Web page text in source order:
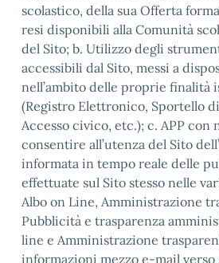
scolastico, della sua Offerta
resi disponibili alla Comunità
del Sito; b. Utilizzo degli
accessibili dal Sito, messi a
nell’ambito delle proprie finalità
(Registro Elettronico, Sportello
Accesso civico, etc.); c. APP con
consentire all’utenza del Sito
informata in tempo reale delle
effettuate sul Sito stesso nelle
Albo on Line, Amministrazione
Pubblicità e trasparenza
line e Amministrazione
informazioni mezzo e-mail